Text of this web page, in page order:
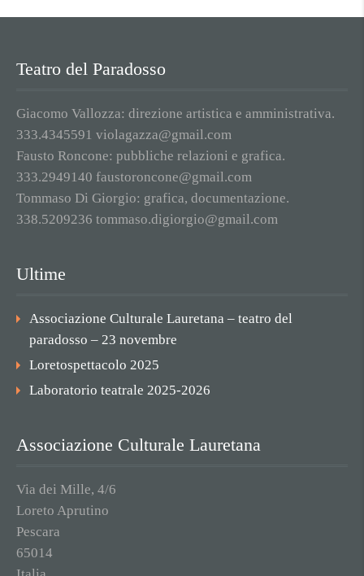
Teatro del Paradosso
Giacomo Vallozza: direzione artistica e amministrativa.
333.4345591 violagazza@gmail.com
Fausto Roncone: pubbliche relazioni e grafica.
333.2949140 faustoroncone@gmail.com
Tommaso Di Giorgio: grafica, documentazione.
338.5209236 tommaso.digiorgio@gmail.com
Ultime
Associazione Culturale Lauretana – teatro del
paradosso – 23 novembre
Loretospettacolo 2025
Laboratorio teatrale 2025-2026
Associazione Culturale Lauretana
Via dei Mille, 4/6
Loreto Aprutino
Pescara
65014